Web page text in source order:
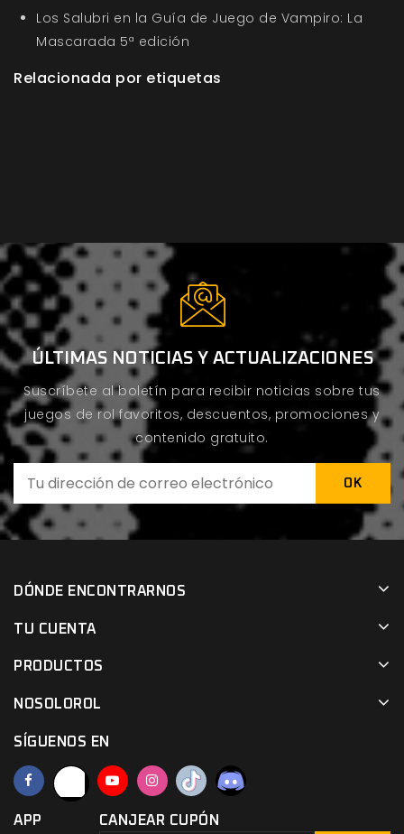
Los Salubri en la Guía de Juego de Vampiro: La
Mascarada 5ª edición
Relacionada por etiquetas
ÚLTIMAS NOTICIAS Y ACTUALIZACIONES
Suscríbete al boletín para recibir noticias sobre tus
juegos de rol favoritos, descuentos, promociones y
contenido gratuito.
DÓNDE ENCONTRARNOS
TU CUENTA
PRODUCTOS
NOSOLOROL
SÍGUENOS EN
APP CANJEAR CUPÓN